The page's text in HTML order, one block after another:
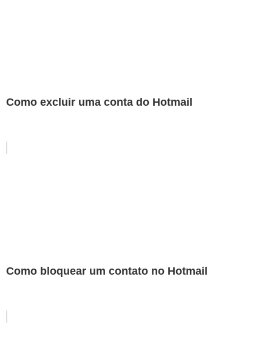
Como excluir uma conta do Hotmail
Como bloquear um contato no Hotmail